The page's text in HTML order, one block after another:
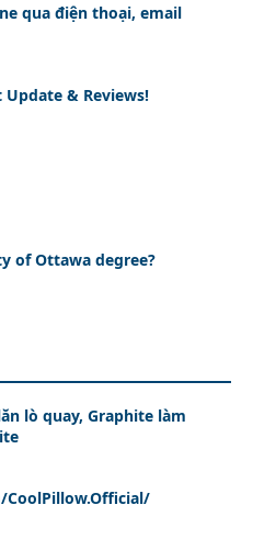
qua điện thoại, email
Update & Reviews!
of Ottawa degree?
lò quay, Graphite làm